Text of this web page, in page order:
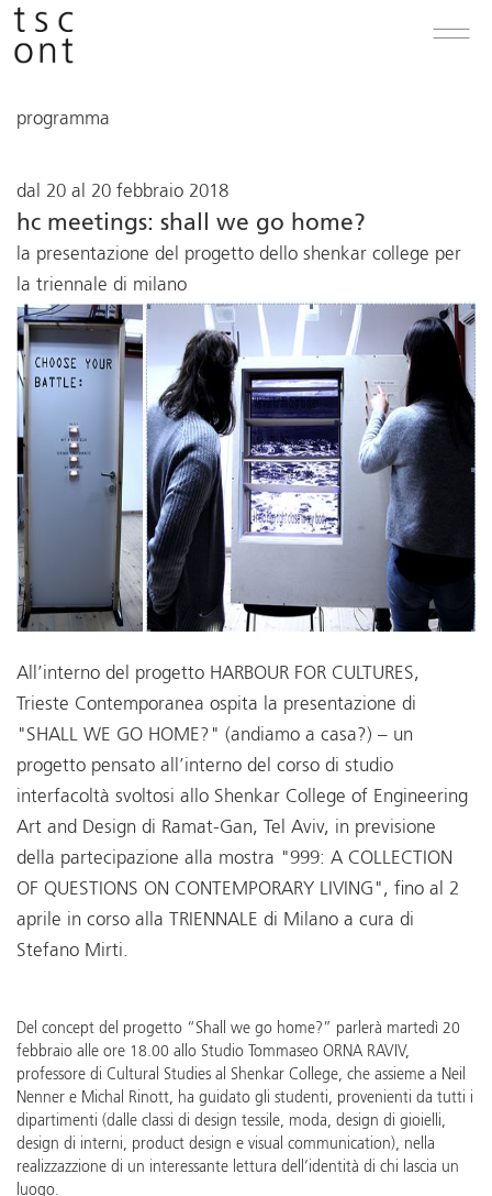
programma
dal 20 al 20 febbraio 2018
hc meetings: shall we go home?
la presentazione del progetto dello shenkar college per
la triennale di milano
All’interno del progetto HARBOUR FOR CULTURES,
Trieste Contemporanea ospita la presentazione di
"SHALL WE GO HOME?" (andiamo a casa?) – un
progetto pensato all’interno del corso di studio
interfacoltà svoltosi allo Shenkar College of Engineering
Art and Design di Ramat-Gan, Tel Aviv, in previsione
della partecipazione alla mostra "999: A COLLECTION
OF QUESTIONS ON CONTEMPORARY LIVING", fino al 2
aprile in corso alla TRIENNALE di Milano a cura di
Stefano Mirti.
Del concept del progetto “Shall we go home?” parlerà martedì 20
febbraio alle ore 18.00 allo Studio Tommaseo ORNA RAVIV,
professore di Cultural Studies al Shenkar College, che assieme a Neil
Nenner e Michal Rinott, ha guidato gli studenti, provenienti da tutti i
dipartimenti (dalle classi di design tessile, moda, design di gioielli,
design di interni, product design e visual communication), nella
realizzazzione di un interessante lettura dell’identità di chi lascia un
luogo.